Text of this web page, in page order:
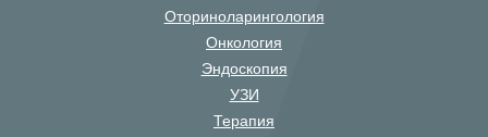
Оториноларингология
Онкология
Эндоскопия
УЗИ
Терапия